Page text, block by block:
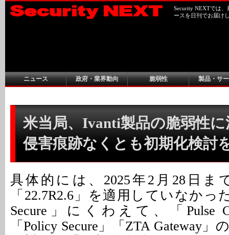
Security NEXTでは
ースを日刊でお届け
ニュース 政府・業界動向 脆弱性 製品・サ
米当局、Ivanti製品の脆弱性に
侵害痕跡なくとも初期化検討
具体的には、2025年2月28日ま
「22.7R2.6」を適用していなかっ
Secure」にくわえて、「Pulse
「Policy Secure」「ZTA Gateway